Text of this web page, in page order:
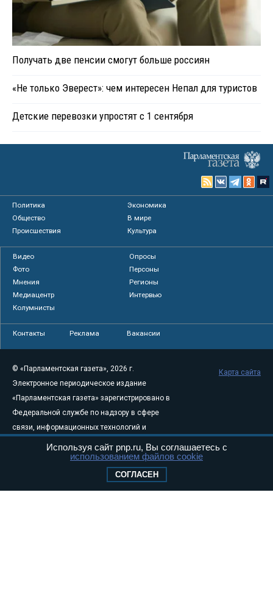
Получать две пенсии смогут больше россиян
«Не только Эверест»: чем интересен Непал для туристов
Детские перевозки упростят с 1 сентября
Политика
Экономика
Общество
В мире
Происшествия
Культура
Видео
Опросы
Фото
Персоны
Мнения
Регионы
Медиацентр
Интервью
Колумнисты
Контакты Реклама Вакансии
© «Парламентская газета», 2026 г.
Электронное периодическое издание
«Парламентская газета» зарегистрировано в
Федеральной службе по надзору в сфере
связи, информационных технологий и
массовых коммуникаций (Роскомнадзор) 05
августа 2011 года. 18+
Свидетельство о регистрации Эл № ФС77-
Карта сайта
Используя сайт pnp.ru, Вы соглашаетесь с
использованием файлов cookie
СОГЛАСЕН